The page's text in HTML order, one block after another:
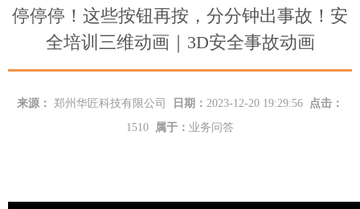
停停停！这些按钮再按，分分钟出事故！安
全培训三维动画｜3D安全事故动画
来源： 郑州华匠科技有限公司 日期： 2023-12-20 19:29:56
点击：
1510
属于： 业务问答